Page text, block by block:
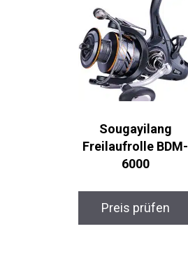
Sougayilang
Freilaufrolle BDM-
6000
Preis prüfen